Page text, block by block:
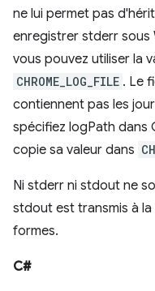
ne lui permet pas
enregistrer stderr sous
vous pouvez utiliser la
CHROME_LOG_FILE . Le
contiennent pas les
spécifiez logPath dans
copie sa valeur dans
Ni stderr ni stdout ne
stdout est transmis à
formes.
C#